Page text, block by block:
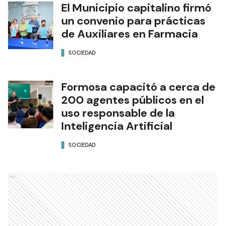
El Municipio capitalino firmó
un convenio para prácticas
de Auxiliares en Farmacia
SOCIEDAD
Formosa capacitó a cerca de
200 agentes públicos en el
uso responsable de la
Inteligencia Artificial
SOCIEDAD
Ads